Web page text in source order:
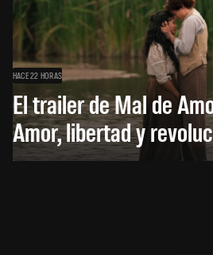
HACE 22 HORAS
El trailer de Mal de
Amor, libertad y